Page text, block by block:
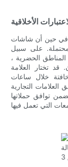
الأخلاقية
في حين أن شاشات LED في الهواء الطلق لها العديد من الفوائد ، يجب
على سبيل
الحضرية ،
قد تختار العلامة
خلال ساعات
التجارية
توافق حملاتها